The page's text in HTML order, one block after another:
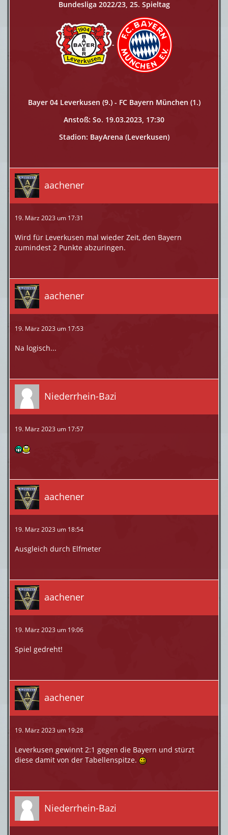
Bundesliga 2022/23, 25. Spieltag
-
Bayer 04 Leverkusen (9.) - FC Bayern München (1.)
Anstoß: So. 19.03.2023, 17:30
Stadion: BayArena (Leverkusen)
aachener
19. März 2023 um 17:31
Wird für Leverkusen mal wieder Zeit, den Bayern
zumindest 2 Punkte abzuringen.
aachener
19. März 2023 um 17:53
Na logisch...
Niederrhein-Bazi
19. März 2023 um 17:57
aachener
19. März 2023 um 18:54
Ausgleich durch Elfmeter
aachener
19. März 2023 um 19:06
Spiel gedreht!
aachener
19. März 2023 um 19:28
Leverkusen gewinnt 2:1 gegen die Bayern und stürzt
diese damit von der Tabellenspitze.
Niederrhein-Bazi